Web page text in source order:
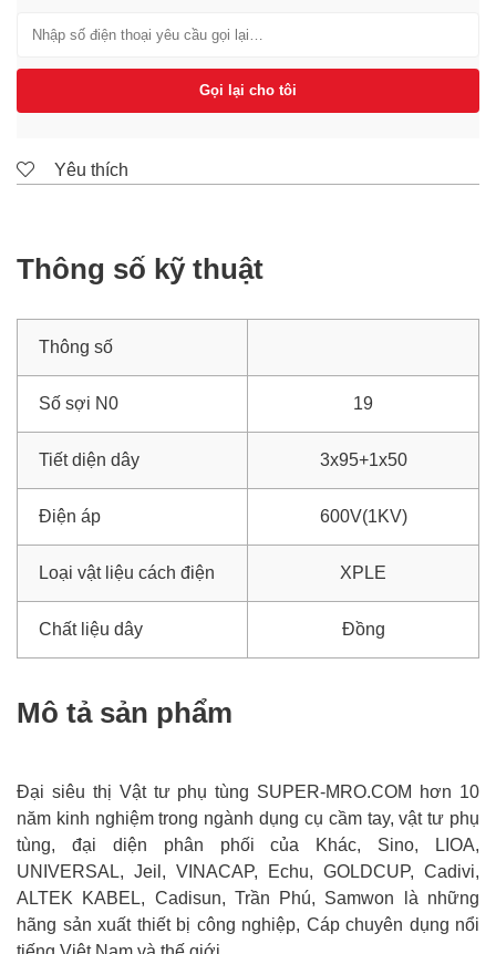
Gọi lại cho tôi
Yêu thích
Thông số kỹ thuật
Thông số
Số sợi N0 19
Tiết diện dây 3x95+1x50
Điện áp 600V(1KV)
Loại vật liệu cách điện XPLE
Chất liệu dây Đồng
Mô tả sản phẩm
Đại siêu thị Vật tư phụ tùng SUPER-MRO.COM hơn 10
năm kinh nghiệm trong ngành dụng cụ cầm tay, vật tư phụ
tùng, đại diện phân phối của Khác, Sino, LIOA,
UNIVERSAL, Jeil, VINACAP, Echu, GOLDCUP, Cadivi,
ALTEK KABEL, Cadisun, Trần Phú, Samwon là những
hãng sản xuất thiết bị công nghiệp, Cáp chuyên dụng nổi